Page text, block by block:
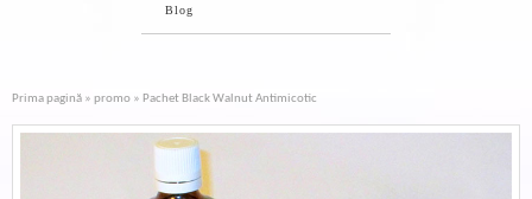
Blog
Prima pagină » promo » Pachet Black Walnut Antimicotic